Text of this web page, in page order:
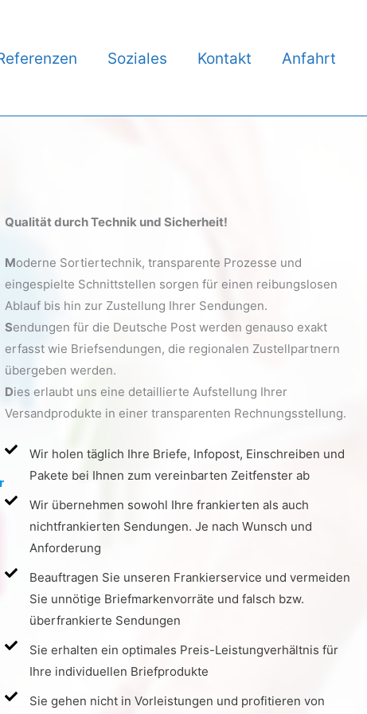
Soziales Kontakt Anfahrt
Qualität durch Technik und Sicherheit!
Moderne Sortiertechnik, transparente Prozesse und
eingespielte Schnittstellen sorgen für einen reibungslosen
Ablauf bis hin zur Zustellung Ihrer Sendungen.
Sendungen für die Deutsche Post werden genauso exakt
erfasst wie Briefsendungen, die regionalen Zustellpartnern
übergeben werden.
Dies erlaubt uns eine detaillierte Aufstellung Ihrer
Versandprodukte in einer transparenten Rechnungsstellung.
Wir holen täglich Ihre Briefe, Infopost, Einschreiben und
Pakete bei Ihnen zum vereinbarten Zeitfenster ab
Wir übernehmen sowohl Ihre frankierten als auch
nichtfrankierten Sendungen. Je nach Wunsch und
Anforderung
Beauftragen Sie unseren Frankierservice und vermeiden
Sie unnötige Briefmarkenvorräte und falsch bzw.
überfrankierte Sendungen
Sie erhalten ein optimales Preis-Leistungverhältnis für
Ihre individuellen Briefprodukte
Sie gehen nicht in Vorleistungen und profitieren von